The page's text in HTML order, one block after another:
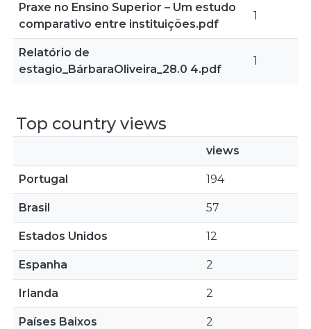
Praxe no Ensino Superior – Um estudo
comparativo entre instituições.pdf
1
Relatório de
estagio_BárbaraOliveira_28.0 4.pdf
1
Top country views
views
Portugal 194
Brasil 57
Estados Unidos 12
Espanha 2
Irlanda 2
Países Baixos 2